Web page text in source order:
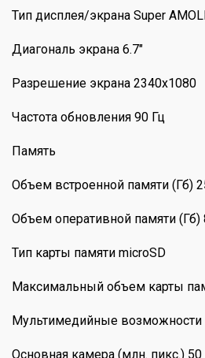
Тип дисплея/экрана Super
Диагональ экрана 6.7"
Разрешение экрана 2340x1080
Частота обновления 90 Гц
Память
Объем встроенной памяти (Гб)
Объем оперативной памяти (Гб)
Тип карты памяти microSD
Максимальный объем карты
Мультимедийные возможности
Основная камера (млн. пикс.)